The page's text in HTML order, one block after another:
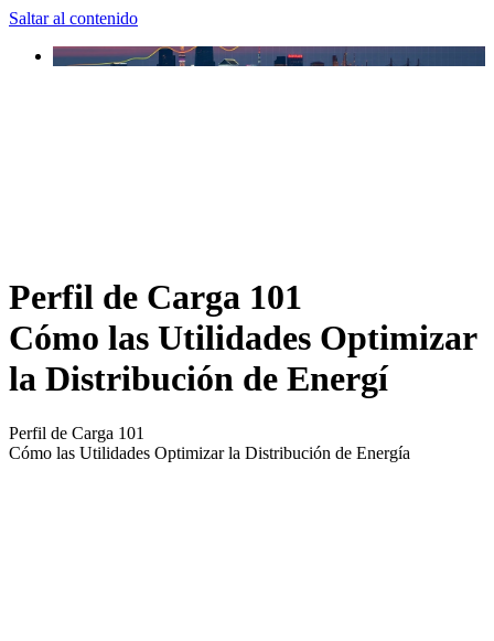
Saltar al contenido
Perfil de Carga 101
Cómo las Utilidades Optimizar
la Distribución de Energí
Perfil de Carga 101
Cómo las Utilidades Optimizar la Distribución de Energía